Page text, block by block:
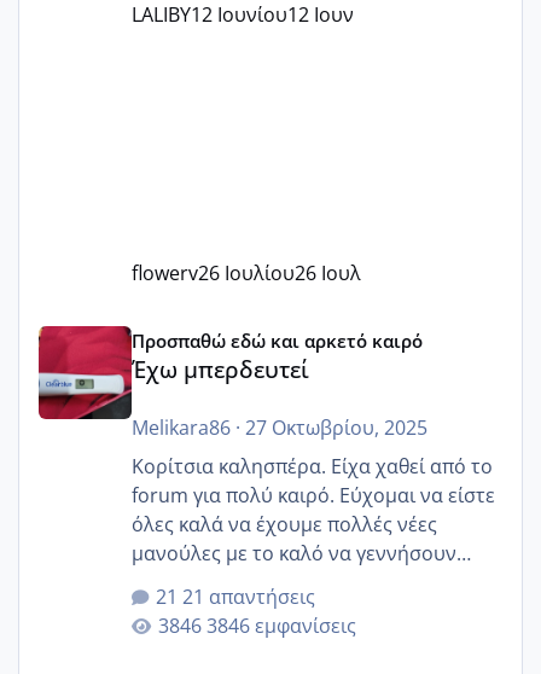
LALIBY12 Ιουνίου12 Ιουν
flowerv26 Ιουλίου26 Ιουλ
Έχω μπερδευτεί
Προσπαθώ εδώ και αρκετό καιρό
Έχω μπερδευτεί
Melikara86· 27 Οκτωβρίου, 2025
Κορίτσια καλησπέρα. Είχα χαθεί από το
forum για πολύ καιρό. Εύχομαι να είστε
όλες καλά να έχουμε πολλές νέες
μανούλες με το καλό να γεννήσουν
αυτές που ήδη περιμένουν. Να πάρουν
γερα μωράκια στην αγκαλίτσα τους
🙏🏼🙏🏼 Ας πάμε λοιπόν στο θέμα μου.
21 απαντήσεις
3846 εμφανίσεις